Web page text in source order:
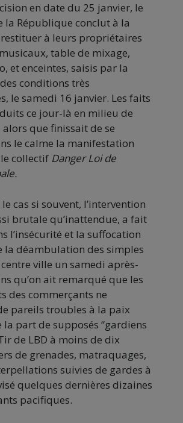
en date du 25 janvier, le
la République conclut à la
restituer à leurs propriétaires
table de mixage,
et enceintes, saisis par la
conditions très
le samedi 16 janvier. Les faits
ce jour-là en milieu de
alors que finissait de se
le calme la manifestation
collectif Danger Loi de
le cas si souvent, l’intervention
brutale qu’inattendue, a fait
l’insécurité et la suffocation
la déambulation des simples
ville un samedi après-
qu’on ait remarqué que les
des commerçants ne
pareils troubles à la paix
part de supposés “gardiens
de LBD à moins de dix
de grenades, matraquages,
suivies de gardes à
quelques dernières dizaines
pacifiques.